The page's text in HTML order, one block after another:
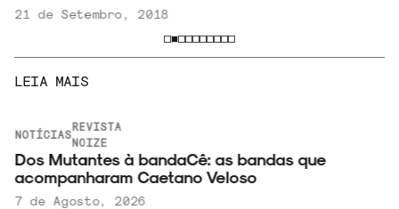
21 de Setembro, 2018
LEIA MAIS
NOTÍCIAS
REVISTA
NOIZE
Dos Mutantes à bandaCê: as bandas que
acompanharam Caetano Veloso
7 de Agosto, 2026